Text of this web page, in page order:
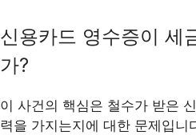
신용카드 영수증이 세
가?
이 사건의 핵심은 철수가 받은
력을 가지는지에 대한 문제입